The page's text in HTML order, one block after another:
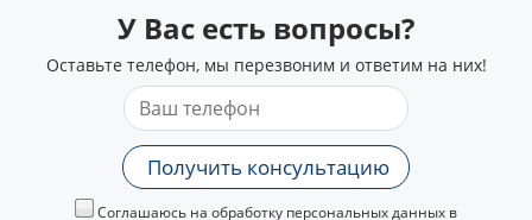
У Вас есть вопросы?
Оставьте телефон, мы перезвоним и ответим на них!
Получить консультацию
Соглашаюсь на обработку персональных данных в